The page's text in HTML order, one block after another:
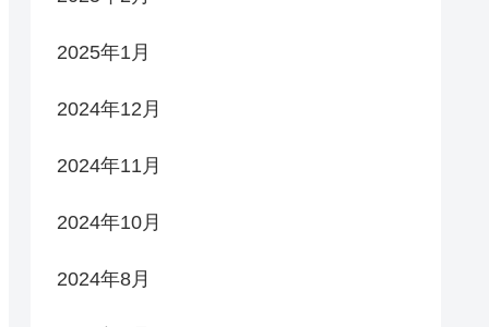
2025年1月
2024年12月
2024年11月
2024年10月
2024年8月